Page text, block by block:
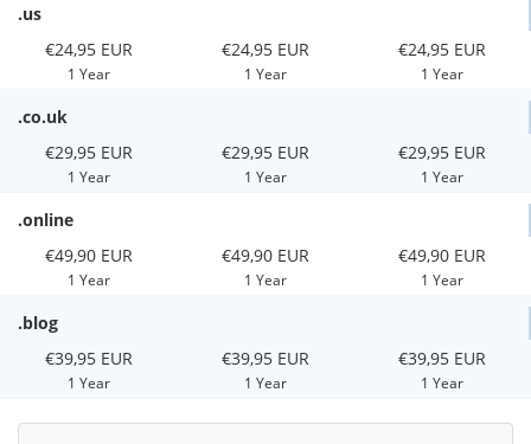
.us
€24,95 EUR
1 Year
€24,95 EUR
1 Year
€24,95 EUR
1 Year
.co.uk
€29,95 EUR
1 Year
€29,95 EUR
1 Year
€29,95 EUR
1 Year
.online
€49,90 EUR
1 Year
€49,90 EUR
1 Year
€49,90 EUR
1 Year
.blog
€39,95 EUR
1 Year
€39,95 EUR
1 Year
€39,95 EUR
1 Year